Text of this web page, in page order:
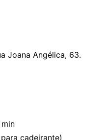
Joana Angélica, 63.
cadeirante)